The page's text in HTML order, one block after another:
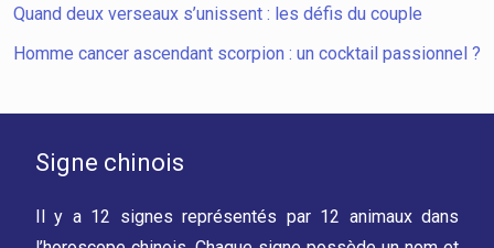
Quand deux verseaux s’unissent : les défis du couple
Homme cancer ascendant scorpion : un cocktail passionnel ?
Signe chinois
Il y a 12 signes représentés par 12 animaux dans